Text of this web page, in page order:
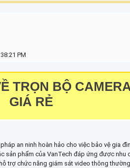
PM
TRỌN BỘ
GIÁ RẺ
an ninh hoàn hảo cho việc bảo vệ gia
sản phẩm của VanTech đáp ứng được nhu
trợ chức năng giám sát video thông